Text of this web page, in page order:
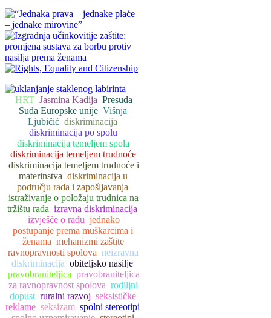
HRT Jasmina Kadija Presuda
Suda Europske unije Višnja
Ljubičić diskriminacija
diskriminacija po spolu
diskriminacija temeljem spola
diskriminacija temeljem trudnoće
diskriminacija temeljem trudnoće i
materinstva diskriminacija u
području rada i zapošljavanja
istraživanje o položaju trudnica na
tržištu rada izravna diskriminacija
izvješće o radu jednako
postupanje prema muškarcima i
ženama mehanizmi zaštite
ravnopravnosti spolova neizravna
diskriminacija obiteljsko nasilje
pravobraniteljica pravobraniteljica
za ravnopravnost spolova rodiljni
dopust ruralni razvoj seksističke
reklame seksizam spolni stereotipi